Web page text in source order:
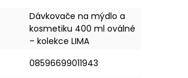
Dávkovače na mýdlo a
kosmetiku 400 ml oválné
– kolekce LIMA
08596699011943